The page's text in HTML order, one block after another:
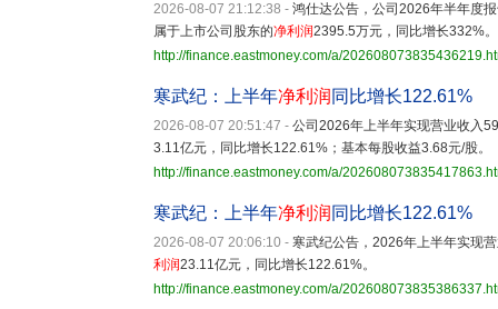
2026-08-07 21:12:38 - 鸿仕达公告，公司2026年半年度
属于上市公司股东的净利润2395.5万元，同比增长332%。
http://finance.eastmoney.com/a/
寒武纪：上半年净利润 同比增长122.61%
2026-08-07 20:51:47 - 公司2026年上半年实现营业收入
3.11亿元，同比增长122.61%；基本每股收益3.68元/股。
http://finance.eastmoney.com/a/
寒武纪：上半年净利润 同比增长122.61%
2026-08-07 20:06:10 - 寒武纪公告，2026年上半年实现
利润23.11亿元，同比增长122.61%。
http://finance.eastmoney.com/a/